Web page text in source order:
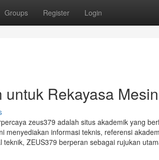
Groups Register Login
Rekayasa
zeus379 adalah situs akademik yang
menyediakan informasi teknis, referensi
ZEUS379 berperan sebagai rujukan